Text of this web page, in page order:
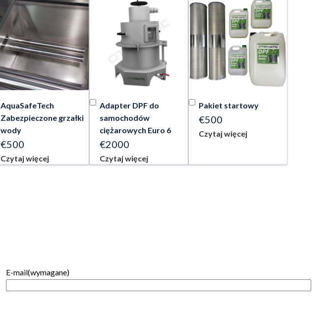
AquaSafeTech
Zabezpieczone grzałki
wody
€500
Czytaj więcej
Adapter DPF do
samochodów
ciężarowych Euro 6
€2000
Czytaj więcej
Pakiet startowy
€500
Czytaj więcej
E-mail(wymagane)